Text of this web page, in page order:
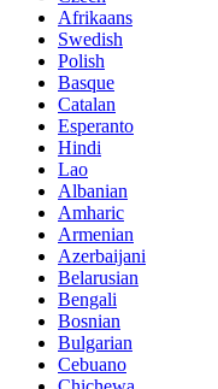
Afrikaans
Swedish
Polish
Basque
Catalan
Esperanto
Hindi
Lao
Albanian
Amharic
Armenian
Azerbaijani
Belarusian
Bengali
Bosnian
Bulgarian
Cebuano